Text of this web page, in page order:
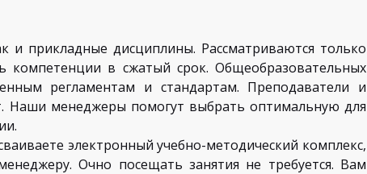
и прикладные дисциплины. Рассматриваются только
в сжатый срок. Общеобразовательных
регламентам и стандартам. Преподаватели и
Наши менеджеры помогут выбрать оптимальную для
электронный учебно-методический комплекс,
Очно посещать занятия не требуется. Вам